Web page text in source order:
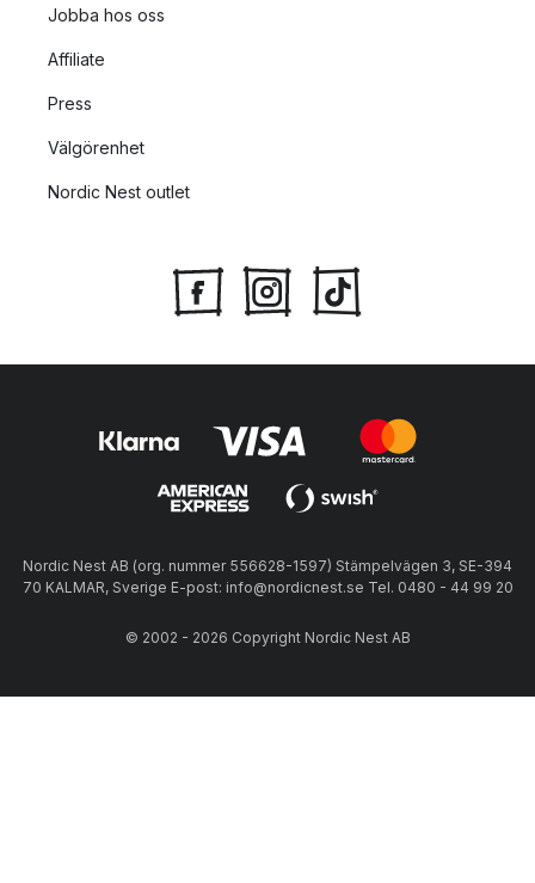
Jobba hos oss
Affiliate
Press
Välgörenhet
Nordic Nest outlet
Nordic Nest AB (org. nummer 556628-1597) Stämpelvägen 3, SE-394
70 KALMAR, Sverige E-post: info@nordicnest.se Tel. 0480 - 44 99 20
© 2002 - 2026 Copyright Nordic Nest AB